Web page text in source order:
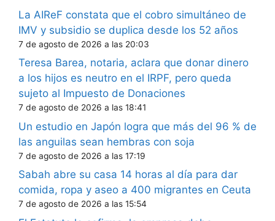
La AIReF constata que el cobro simultáneo de
IMV y subsidio se duplica desde los 52 años
7 de agosto de 2026 a las 20:03
Teresa Barea, notaria, aclara que donar dinero
a los hijos es neutro en el IRPF, pero queda
sujeto al Impuesto de Donaciones
7 de agosto de 2026 a las 18:41
Un estudio en Japón logra que más del 96 % de
las anguilas sean hembras con soja
7 de agosto de 2026 a las 17:19
Sabah abre su casa 14 horas al día para dar
comida, ropa y aseo a 400 migrantes en Ceuta
7 de agosto de 2026 a las 15:54